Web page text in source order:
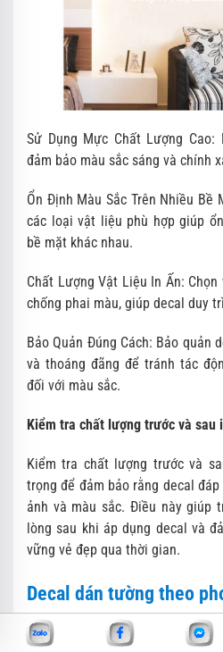
Sử Dụng Mực Chất Lượng
đảm bảo màu sắc sáng và chính
Ổn Định Màu Sắc Trên Nhiều Bề
các loại vật liệu phù hợp giúp
bề mặt khác nhau.
Chất Lượng Vật Liệu In Ấn:
chống phai màu, giúp decal duy
Bảo Quản Đúng Cách: Bảo quản
và thoáng đãng để tránh tác
đối với màu sắc.
Kiểm tra chất lượng trước và sau
Kiểm tra chất lượng trước và
trọng để đảm bảo rằng decal
ảnh và màu sắc. Điều này giúp
lòng sau khi áp dụng decal và
vững vẻ đẹp qua thời gian.
Decal dán tường theo
Lựa chọn decal phù hợp với